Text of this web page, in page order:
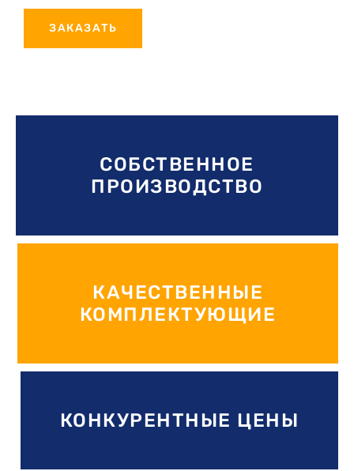
ЗАКАЗАТЬ
СОБСТВЕННОЕ
ПРОИЗВОДСТВО
КАЧЕСТВЕННЫЕ
КОМПЛЕКТУЮЩИЕ
КОНКУРЕНТНЫЕ ЦЕНЫ